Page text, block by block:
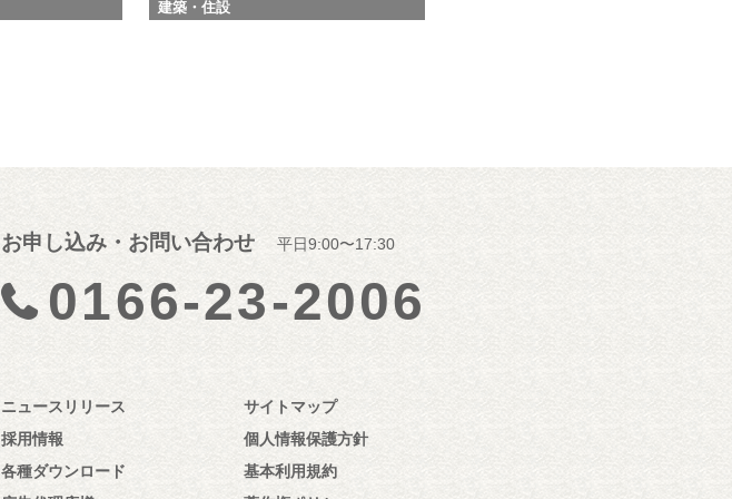
建築・住設
お申し込み・お問い合わせ 平日9:00〜17:30
0166-23-2006
ニュースリリース
採用情報
各種ダウンロード
サイトマップ
個人情報保護方針
基本利用規約